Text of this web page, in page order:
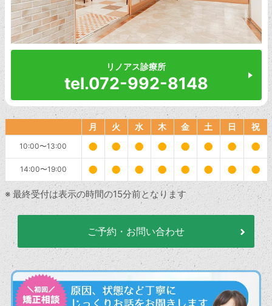
リノアス診療所
tel.072-992-8148
月 火 水 木 金 土 日 祝
10:00〜13:00 ● ● ● ● ● ● ● ●
14:00〜19:00 ● ● ● ● ● ● ● ●
※ 最終受付は表示の時間の15分前となります
ご予約・お問い合わせ